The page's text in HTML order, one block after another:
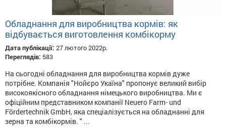
Обладнання для виробництва кормів: як
відбувається виготовлення комбікорму
Дата публікації: 27 лютого 2022р.
Переглядів: 583
На сьогодні обладнання для виробництва кормів дуже
потрібне. Компанія "Нойєро Укаїна" пропонує великий вибір
високоякісного обладнання німецького виробництва. Ми є
офіційним представником компанії Neuero Farm- und
Fördertechnik GmbH, яка спеціалізується на обладнанні для
зерна та комбікормів. " ...